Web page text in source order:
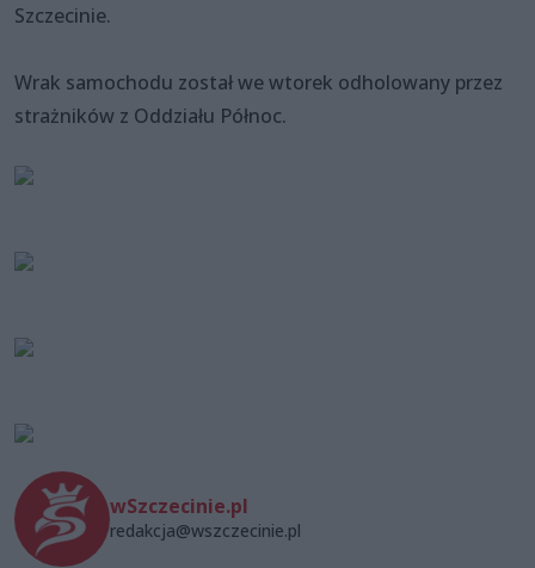
Szczecinie.
Wrak samochodu został we wtorek odholowany przez
strażników z Oddziału Północ.
wSzczecinie.pl
redakcja@wszczecinie.pl